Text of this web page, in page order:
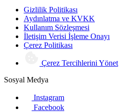
Gizlilik Politikası
Aydınlatma ve KVKK
Kullanım Sözleşmesi
İletişim Verisi İşleme Onayı
Çerez Politikası
Çerez Tercihlerini Yönet
Sosyal Medya
Instagram
Facebook